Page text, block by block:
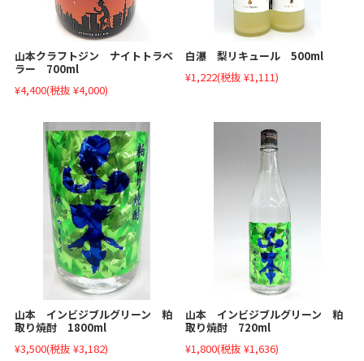
山本クラフトジン ナイトトラベ
ラー 700ml
¥4,400(税抜 ¥4,000)
白瀑 梨リキュール 500ml
¥1,222(税抜 ¥1,111)
山本 インビジブルグリーン 粕
取り焼酎 1800ml
¥3,500(税抜 ¥3,182)
山本 インビジブルグリーン 粕
取り焼酎 720ml
¥1,800(税抜 ¥1,636)